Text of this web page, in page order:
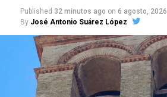
Published 32 minutos ago on 6 agosto, 2026
By José Antonio Suárez López